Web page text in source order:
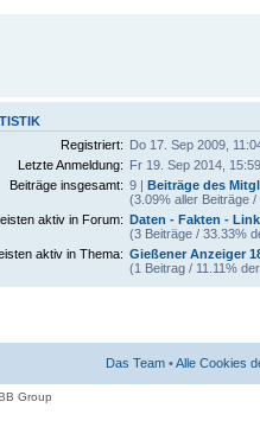
Registriert: Do 17. Sep 2009,
Letzte Anmeldung: Fr 19. Sep 2014, 15:59
Beiträge insgesamt: 9 | Beiträge des
(3.09% aller Beiträge
aktiv in Forum: Daten - Fakten -
(3 Beiträge / 33.33%
aktiv in Thema: Gießener Anzeiger
(1 Beitrag / 11.11%
Das Team •Alle Cookies
Group